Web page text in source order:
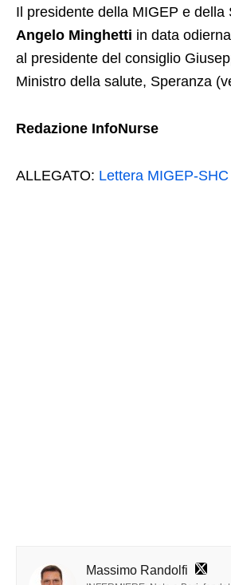
Il presidente della MIGEP e della
Angelo Minghetti in data
al presidente del consiglio
Ministro della salute, Speranza
Redazione InfoNurse
ALLEGATO: Lettera MIGEP-SHC
Massimo Randolfi